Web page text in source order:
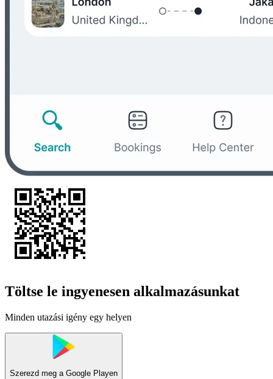
Töltse le ingyenesen alkalmazásunkat
Minden utazási igény egy helyen
Szerezd meg a Google Playen